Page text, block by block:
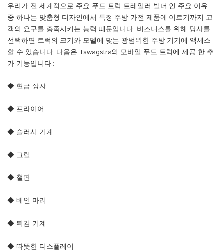
우리가 전 세계적으로 주요 푸드 트럭 트레일러 빌더 인 주요 이유
중 하나는 맞춤형 디자인에서 특정 주방 가전 제품에 이르기까지 고
객의 요구를 충족시키는 능력 때문입니다. 비즈니스를 위해 당사를
선택하면 트럭의 크기와 모델에 맞는 광범위한 주방 기기에 액세스
할 수 있습니다. 다음은 Tswagstra의 모바일 푸드 트럭에 제공 한 추
가 기능입니다.:
◆ 현금 상자
◆ 프라이어
◆ 슬러시 기계
◆ 그릴
◆ 철판
◆ 베인 마리
◆ 튀김 기계
◆ 따뜻한 디스플레이